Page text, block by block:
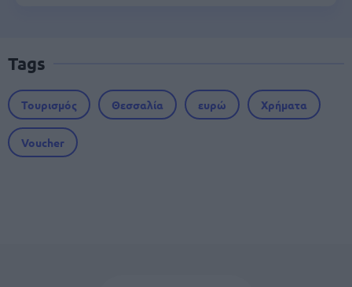
Tags
Τουρισμός Θεσσαλία ευρώ Χρήματα
Voucher